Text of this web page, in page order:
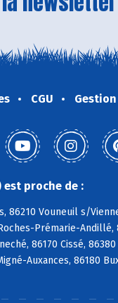
CGU
est proche de :
Vouneuil s/
Prémarie-Andillé,
86170 Cissé,
Auxances, 86180